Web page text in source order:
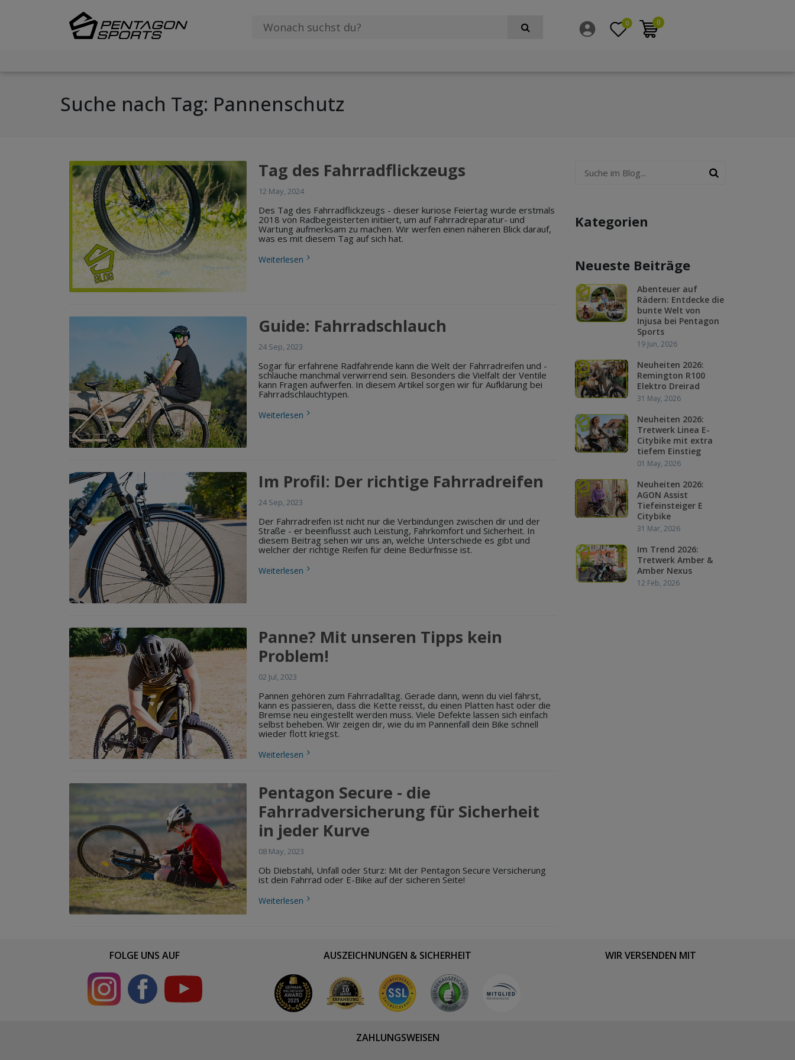
0 0
Suche nach Tag: Pannenschutz
Tag des Fahrradflickzeugs
12 May, 2024
Des Tag des Fahrradflickzeugs - dieser kuriose Feiertag wurde erstmals
2018 von Radbegeisterten initiiert, um auf Fahrradreparatur- und
Wartung aufmerksam zu machen. Wir werfen einen näheren Blick darauf,
was es mit diesem Tag auf sich hat.
Weiterlesen
Guide: Fahrradschlauch
24 Sep, 2023
Sogar für erfahrene Radfahrende kann die Welt der Fahrradreifen und -
schläuche manchmal verwirrend sein. Besonders die Vielfalt der Ventile
kann Fragen aufwerfen. In diesem Artikel sorgen wir für Aufklärung bei
Fahrradschlauchtypen.
Weiterlesen
Im Profil: Der richtige Fahrradreifen
24 Sep, 2023
Der Fahrradreifen ist nicht nur die Verbindungen zwischen dir und der
Straße - er beeinflusst auch Leistung, Fahrkomfort und Sicherheit. In
diesem Beitrag sehen wir uns an, welche Unterschiede es gibt und
welcher der richtige Reifen für deine Bedürfnisse ist.
Weiterlesen
Panne? Mit unseren Tipps kein
Problem!
02 Jul, 2023
Pannen gehören zum Fahrradalltag. Gerade dann, wenn du viel fährst,
kann es passieren, dass die Kette reisst, du einen Platten hast oder die
Bremse neu eingestellt werden muss. Viele Defekte lassen sich einfach
selbst beheben. Wir zeigen dir, wie du im Pannenfall dein Bike schnell
wieder flott kriegst.
Weiterlesen
Pentagon Secure - die
Fahrradversicherung für Sicherheit
in jeder Kurve
08 May, 2023
Ob Diebstahl, Unfall oder Sturz: Mit der Pentagon Secure Versicherung
ist dein Fahrrad oder E-Bike auf der sicheren Seite!
Weiterlesen
Kategorien
Neueste Beiträge
Abenteuer auf
Rädern: Entdecke die
bunte Welt von
Injusa bei Pentagon
Sports
19 Jun, 2026
Neuheiten 2026:
Remington R100
Elektro Dreirad
31 May, 2026
Neuheiten 2026:
Tretwerk Linea E-
Citybike mit extra
tiefem Einstieg
01 May, 2026
Neuheiten 2026:
AGON Assist
Tiefeinsteiger E
Citybike
31 Mar, 2026
Im Trend 2026:
Tretwerk Amber &
Amber Nexus
12 Feb, 2026
FOLGE UNS AUF AUSZEICHNUNGEN & SICHERHEIT WIR VERSENDEN MIT
ZAHLUNGSWEISEN